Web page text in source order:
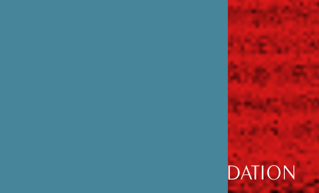
LA FONDATION